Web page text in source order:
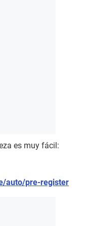
es muy fácil:
auto/pre-register